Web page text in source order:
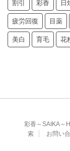
割引 彩香 日
疲労回復 目薬
美白 育毛 花
彩香～SAIKA～
索
お問い